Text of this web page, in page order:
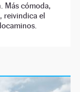
Más cómoda,
reivindica el